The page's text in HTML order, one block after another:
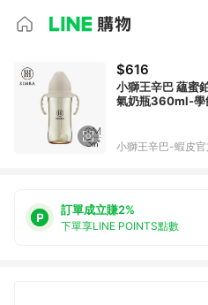
$616
小獅王辛巴 蘊蜜
氣奶瓶360ml-學
小獅王辛巴-蝦皮
訂單成立賺2%
下單享LINE POINTS點數